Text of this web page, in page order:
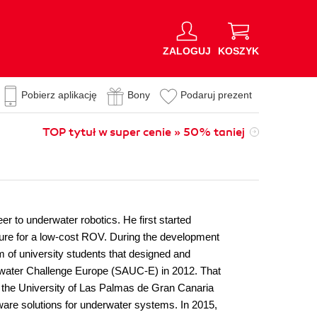
ZALOGUJ KOSZYK
Pobierz aplikację Bony Podaruj prezent
TOP tytuł w super cenie » 50% taniej
to underwater robotics. He first started
for a low-cost ROV. During the development
of university students that designed and
Challenge Europe (SAUC-E) in 2012. That
University of Las Palmas de Gran Canaria
solutions for underwater systems. In 2015,